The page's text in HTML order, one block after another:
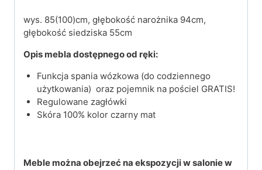
wys. 85(100)cm, głębokość narożnika 94cm,
głębokość siedziska 55cm
Opis mebla dostępnego od ręki:
Funkcja spania wózkowa (do codziennego
użytkowania) oraz pojemnik na pościel GRATIS!
Regulowane zagłówki
Skóra 100% kolor czarny mat
Meble można obejrzeć na ekspozycji w salonie w